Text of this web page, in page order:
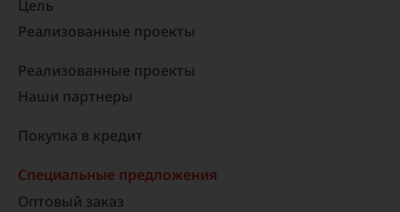
Цель
Реализованные проекты​
Реализованные проекты
Наши партнеры
Покупка в кредит
Специальные предложения
Оптовый заказ